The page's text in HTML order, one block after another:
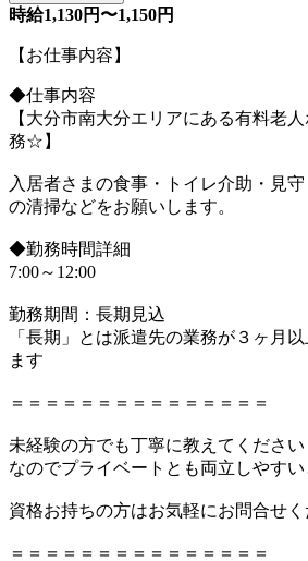
時給1,130円〜1,150円
【お仕事内容】
◆仕事内容
【大分市南大分エリアにある有料老
務☆】
入居者さまの食事・トイレ介助・見
の清掃などをお願いします。
◆勤務時間詳細
7:00～12:00
勤務期間：長期見込
「長期」とは派遣先の業務が３ヶ月
ます
＝＝＝＝＝＝＝＝＝＝＝＝＝＝＝
未経験の方でも丁寧に教えてくださ
なのでプライベートとも両立しやすい
資格お持ちの方はお気軽にお問合せく
＝＝＝＝＝＝＝＝＝＝＝＝＝＝＝